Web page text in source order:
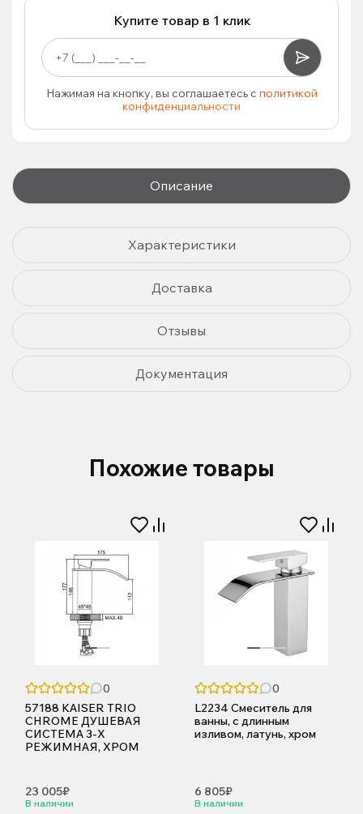
Купите товар в 1 клик
Нажимая на кнопку, вы соглашаетесь с политикой
конфиденциальности
Описание
Характеристики
Доставка
Отзывы
Документация
Похожие товары
0
57188 KAISER TRIO
CHROME ДУШЕВАЯ
СИСТЕМА 3-Х
РЕЖИМНАЯ, ХРОМ
23 005₽
В наличии
0
L2234 Смеситель для
ванны, с длинным
изливом, латунь, хром
6 805₽
В наличии